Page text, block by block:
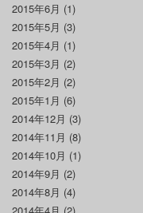
2015年6月 (1)
2015年5月 (3)
2015年4月 (1)
2015年3月 (2)
2015年2月 (2)
2015年1月 (6)
2014年12月 (3)
2014年11月 (8)
2014年10月 (1)
2014年9月 (2)
2014年8月 (4)